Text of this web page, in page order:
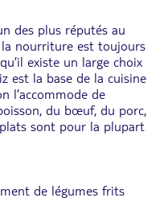
des plus réputés au
nourriture est toujours
existe un large choix
est la base de la cuisine
l’accommode de
du bœuf, du porc,
sont pour la plupart
de légumes frits